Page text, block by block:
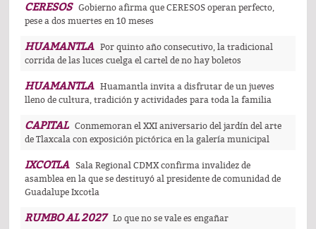
CERESOS
Gobierno afirma que CERESOS operan perfecto,
pese a dos muertes en 10 meses
HUAMANTLA
Por quinto año consecutivo, la tradicional
corrida de las luces cuelga el cartel de no hay boletos
HUAMANTLA
Huamantla invita a disfrutar de un jueves
lleno de cultura, tradición y actividades para toda la familia
CAPITAL
Conmemoran el XXI aniversario del jardín del arte
de Tlaxcala con exposición pictórica en la galería municipal
IXCOTLA
Sala Regional CDMX confirma invalidez de
asamblea en la que se destituyó al presidente de comunidad de
Guadalupe Ixcotla
RUMBO AL 2027 Lo que no se vale es engañar